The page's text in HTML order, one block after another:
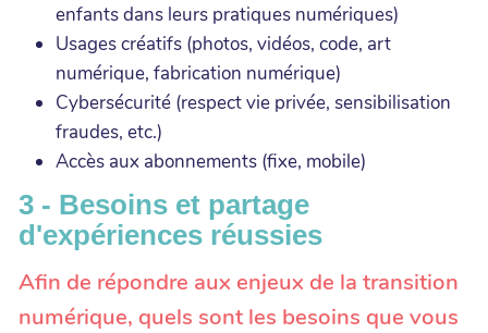
enfants dans leurs pratiques numériques)
Usages créatifs (photos, vidéos, code, art
numérique, fabrication numérique)
Cybersécurité (respect vie privée, sensibilisation
fraudes, etc.)
Accès aux abonnements (fixe, mobile)
3 - Besoins et partage
d'expériences réussies
Afin de répondre aux enjeux de la transition
numérique, quels sont les besoins que vous